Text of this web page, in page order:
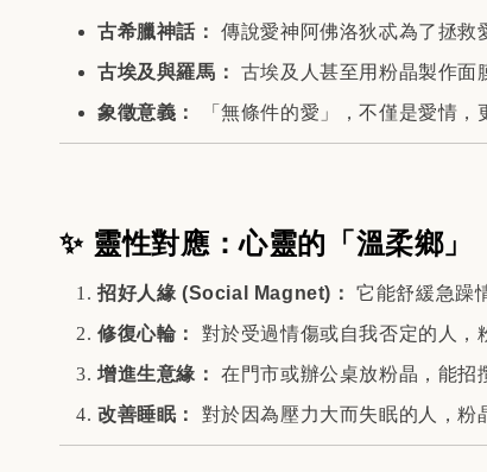
古希臘神話：
傳說愛神阿佛洛狄忒為了拯救
古埃及與羅馬：
古埃及人甚至用粉晶製作面
象徵意義：
「無條件的愛」，不僅是愛情
✨ 靈性對應：心靈的「溫柔鄉」
招好人緣 (Social Magnet)：
它能舒緩急躁
修復心輪：
對於受過情傷或自我否定的人，
增進生意緣：
在門市或辦公桌放粉晶，能招
改善睡眠：
對於因為壓力大而失眠的人，粉